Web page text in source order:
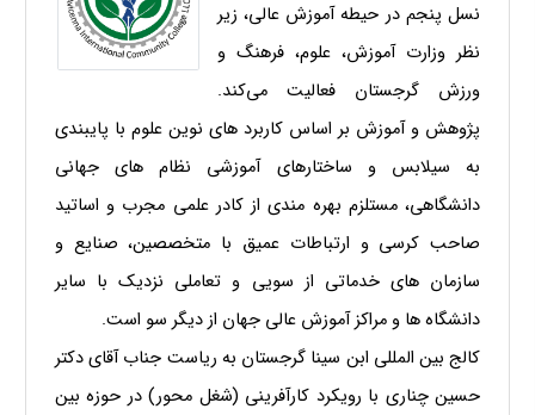
نسل پنجم در حیطه آموزش عالی، زیر
نظر وزارت آموزش، علوم، فرهنگ و
ورزش گرجستان فعالیت می‌کند.
پژوهش و آموزش بر اساس کاربرد های نوین علوم با پایبندی
به سیلابس و ساختارهای آموزشی نظام های جهانی
دانشگاهی، مستلزم بهره مندی از کادر علمی مجرب و اساتید
صاحب کرسی و ارتباطات عمیق با متخصصین، صنایع و
سازمان های خدماتی از سویی و تعاملی نزدیک با سایر
دانشگاه ها و مراکز آموزش عالی جهان از دیگر سو است.
کالج بین المللی ابن سینا گرجستان به ریاست جناب آقای دکتر
حسین چناری با رویکرد کارآفرینی (شغل محور) در حوزه بین